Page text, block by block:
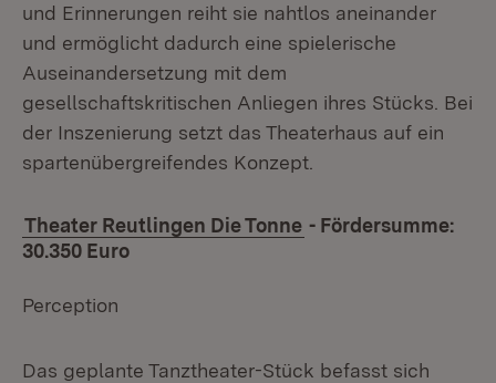
und Erinnerungen reiht sie nahtlos aneinander
und ermöglicht dadurch eine spielerische
Auseinandersetzung mit dem
gesellschaftskritischen Anliegen ihres Stücks. Bei
der Inszenierung setzt das Theaterhaus auf ein
spartenübergreifendes Konzept.
Theater Reutlingen Die Tonne - Fördersumme:
30.350 Euro
Perception
Das geplante Tanztheater-Stück befasst sich